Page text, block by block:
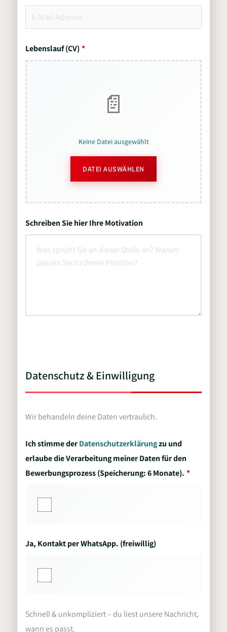
Lebenslauf (CV)
Keine Datei ausgewählt
DATEI AUSWÄHLEN
Schreiben Sie hier Ihre Motivation
Datenschutz & Einwilligung
Wir behandeln deine Daten vertraulich.
Ich stimme derDatenschutzerklärungzu und
erlaube die Verarbeitung meiner Daten für den
Bewerbungsprozess (Speicherung: 6 Monate).
Ja, Kontakt per WhatsApp. (freiwillig)
Schnell & unkompliziert – du liest unsere Nachricht,
wann es passt.